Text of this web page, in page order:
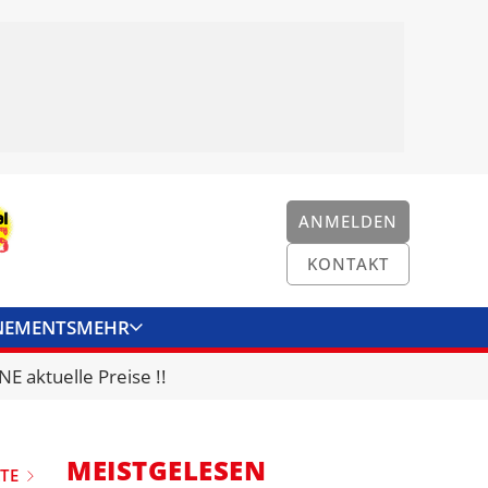
ANMELDEN
KONTAKT
MEHR
KONTAKT
aktuelle Preise !!
MEISTGELESEN